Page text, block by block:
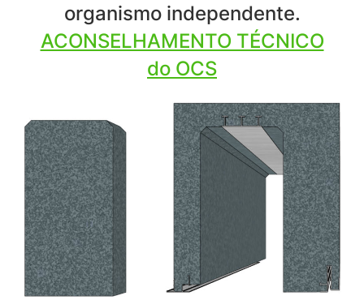
organismo independente.
ACONSELHAMENTO TÉCNICO
do OCS